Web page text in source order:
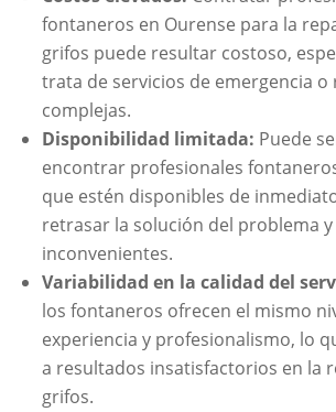
fontaneros en Ourense para la
grifos puede resultar costoso,
trata de servicios de emergencia o
complejas.
Disponibilidad limitada: Puede
encontrar profesionales
que estén disponibles de
retrasar la solución del problema
inconvenientes.
Variabilidad en la calidad del
los fontaneros ofrecen el mismo
experiencia y profesionalismo, lo
a resultados insatisfactorios en la
grifos.